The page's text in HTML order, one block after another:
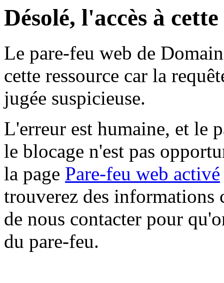
Désolé, l'accès à
Le pare-feu web de
cette ressource car la
jugée suspicieuse.
L'erreur est humaine, et le
le blocage n'est pas
la page Pare-feu web activé
trouverez des informations
de nous contacter pour
du pare-feu.